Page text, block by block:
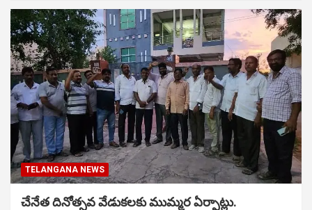
TELANGANA NEWS
చేనేత దినోత్సవ వేడుకలకు ముమ్మర ఏర్పాట్లు.